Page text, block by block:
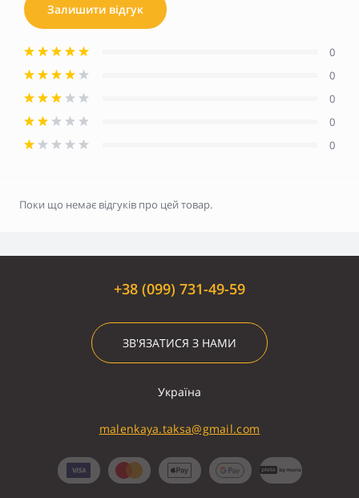
Залишити відгук
0
0
0
0
0
Поки що немає відгуків про цей товар.
+38 (099) 731-49-59
ЗВ'ЯЗАТИСЯ З НАМИ
Україна
malenkaya.taksa@gmail.com